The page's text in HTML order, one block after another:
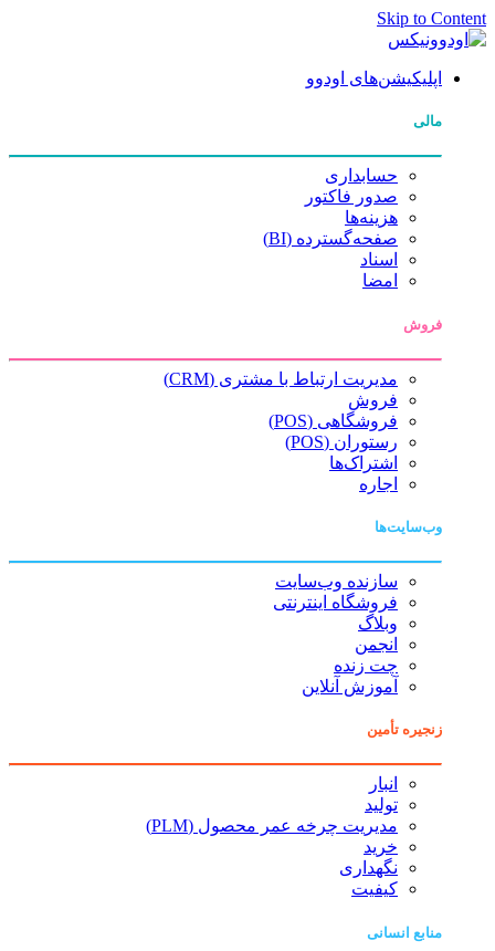
Skip to Content
اپلیکیشن‌های اودوو
مالی
حسابداری
صدور فاکتور
هزینه‌ها
صفحه‌گسترده (BI)
اسناد
امضا
فروش
مدیریت ارتباط با مشتری (CRM)
فروش
فروشگاهی (POS)
رستوران (POS)
اشتراک‌ها
اجاره
وب‌سایت‌ها
سازنده وب‌سایت
فروشگاه اینترنتی
وبلاگ
انجمن
چت زنده
آموزش آنلاین
زنجیره تأمین
انبار
تولید
مدیریت چرخه عمر محصول (PLM)
خرید
نگهداری
کیفیت
منابع انسانی